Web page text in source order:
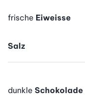
frische Eiweisse
Salz
dunkle Schokolade